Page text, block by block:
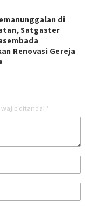
di
Satgaster
Renovasi Gereja
wajib ditandai *